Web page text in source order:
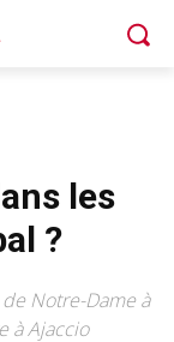
les
?
Notre-Dame à
à Ajaccio